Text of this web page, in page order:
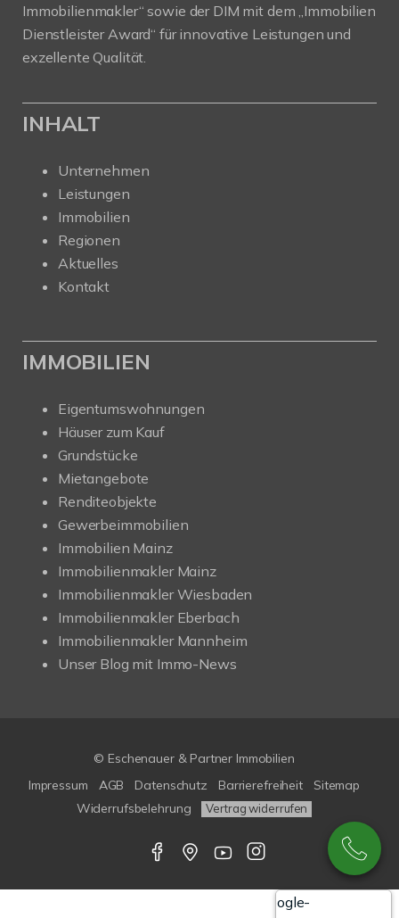
Immobilienmakler“ sowie der DIM mit dem „Immobilien
Dienstleister Award“ für innovative Leistungen und
exzellente Qualität.
INHALT
Unternehmen
Leistungen
Immobilien
Regionen
Aktuelles
Kontakt
IMMOBILIEN
Eigentumswohnungen
Häuser zum Kauf
Grundstücke
Mietangebote
Renditeobjekte
Gewerbeimmobilien
Immobilien Mainz
Immobilienmakler Mainz
Immobilienmakler Wiesbaden
Immobilienmakler Eberbach
Immobilienmakler Mannheim
Unser Blog mit Immo-News
© Eschenauer & Partner Immobilien
Impressum
AGB Datenschutz Barrierefreiheit
Sitemap
Widerrufsbelehrung
Vertrag widerrufen
Google-